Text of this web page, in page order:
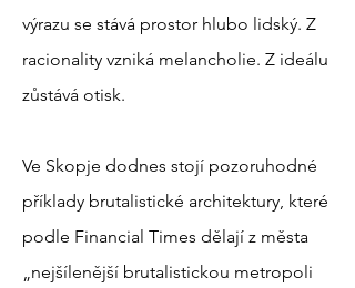
výrazu se stává prostor hlubo lidský. Z
racionality vzniká melancholie. Z ideálu
zůstává otisk.
Ve Skopje dodnes stojí pozoruhodné
příklady brutalistické architektury, které
podle Financial Times dělají z města
„nejšílenější brutalistickou metropoli